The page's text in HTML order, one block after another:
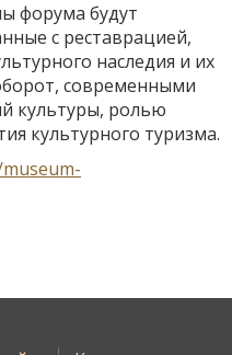
форума будут
с реставрацией,
наследия и их
современными
культуры, ролью
культурного туризма.